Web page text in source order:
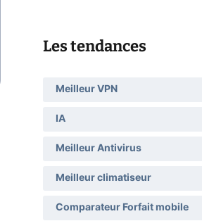
Les tendances
Meilleur VPN
IA
Meilleur Antivirus
Meilleur climatiseur
Comparateur Forfait mobile